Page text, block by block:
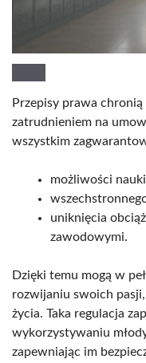
Przepisy prawa
zatrudnieniem na
wszystkim
możliwości
uniknięcia
zawodowymi.
Dzięki temu mogą w
rozwijaniu swoich
życia. Taka regulacja
wykorzystywaniu
zapewniając im